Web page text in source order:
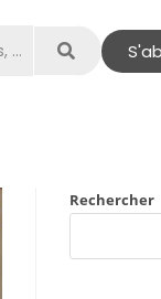
Rechercher